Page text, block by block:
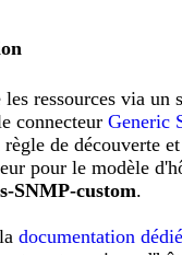
ressources via un
connecteur Generic
de découverte
pour le modèle
SNMP-custom.
documentation